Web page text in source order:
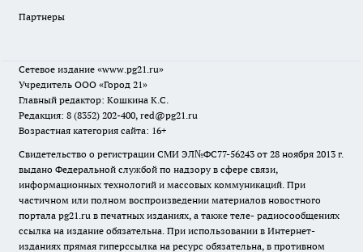
Партнеры
Сетевое издание «www.pg21.ru»
Учредитель ООО «Город 21»
Главный редактор: Кошкина К.С.
Редакция: 8 (8352) 202-400, red@pg21.ru
Возрастная категория сайта: 16+
Свидетельство о регистрации СМИ ЭЛ№ФС77-56243 от 28 ноября 2013 г.
выдано Федеральной службой по надзору в сфере связи,
информационных технологий и массовых коммуникаций. При
частичном или полном воспроизведении материалов новостного
портала pg21.ru в печатных изданиях, а также теле- радиосообщениях
ссылка на издание обязательна. При использовании в Интернет-
изданиях прямая гиперссылка на ресурс обязательна, в противном